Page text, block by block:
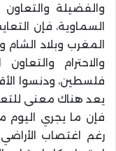
والفضيلة
السماوية، فإن
المغرب وبلاد الشام
والاحترام
فلسطين، ودنسوا
يعد هناك معنى
فإن ما يجري اليوم
رغم اغتصاب